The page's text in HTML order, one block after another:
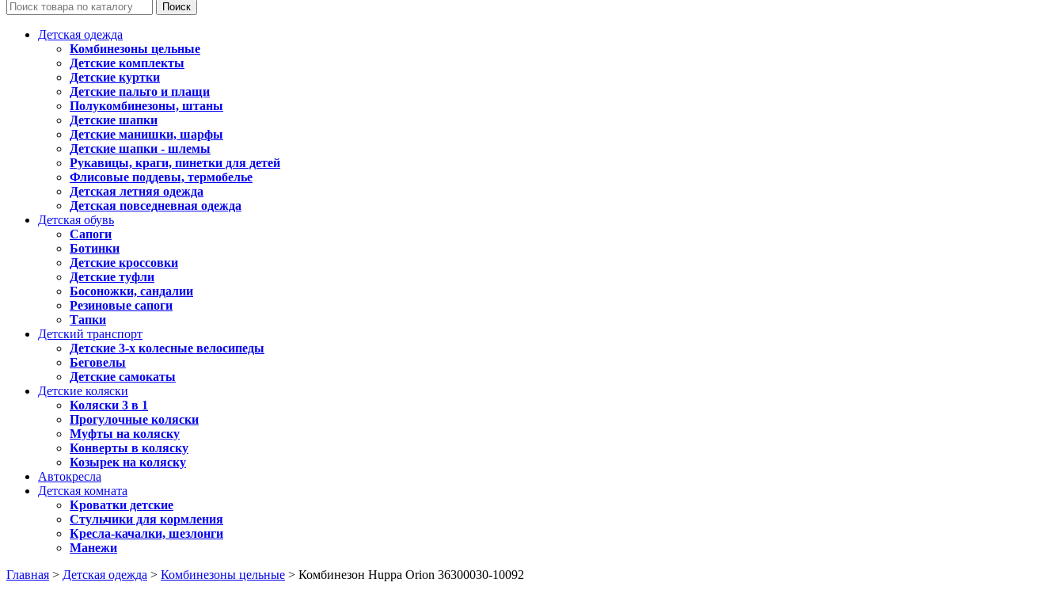
Поиск
Детская одежда
Комбинезоны цельные
Детские комплекты
Детские куртки
Детские пальто и плащи
Полукомбинезоны, штаны
Детские шапки
Детские манишки, шарфы
Детские шапки - шлемы
Рукавицы, краги, пинетки для детей
Флисовые поддевы, термобелье
Детская летняя одежда
Детская повседневная одежда
Детская обувь
Сапоги
Ботинки
Детские кроссовки
Детские туфли
Босоножки, сандалии
Резиновые сапоги
Тапки
Детский транспорт
Детские 3-х колесные велосипеды
Беговелы
Детские самокаты
Детские коляски
Коляски 3 в 1
Прогулочные коляски
Муфты на коляску
Конверты в коляску
Козырек на коляску
Автокресла
Детская комната
Кроватки детские
Стульчики для кормления
Кресла-качалки, шезлонги
Манежи
Главная > Детская одежда > Комбинезоны цельные > Комбинезон Huppa Orion 36300030-10092